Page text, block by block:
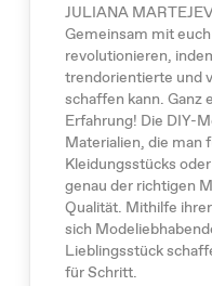
JULIANA
Gemeinsam mit
revolutionieren,
trendorientierte und
schaffen kann. Ganz
Erfahrung! Die DIY-
Materialien, die man
Kleidungsstücks
genau der richtigen
Qualität. Mithilfe
sich
Lieblingsstück
für Schritt.